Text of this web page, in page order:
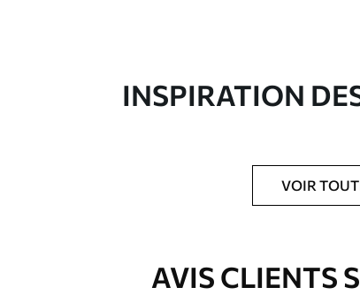
Studio de design Uwalls
Vernis protecteur et/ou colle pour papier peint disponibles.
INSPIRATION
VOIR
AVIS CLIENTS